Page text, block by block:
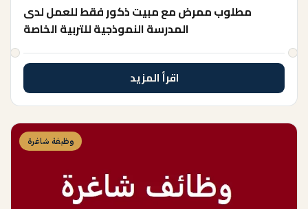
مطلوب ممرض مع مبيت ذكور فقط للعمل لدى
المدرسة النموذجية للتربية الخاصة
اقرأ المزيد
وظيفة شاغرة